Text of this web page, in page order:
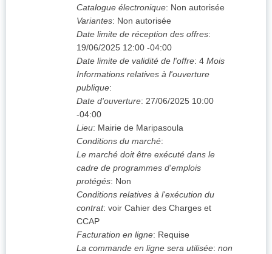
Catalogue électronique: Non autorisée
Variantes: Non autorisée
Date limite de réception des offres:
19/06/2025 12:00 -04:00
Date limite de validité de l'offre: 4 Mois
Informations relatives à l'ouverture
publique:
Date d'ouverture: 27/06/2025 10:00
-04:00
Lieu: Mairie de Maripasoula
Conditions du marché:
Le marché doit être exécuté dans le
cadre de programmes d'emplois
protégés: Non
Conditions relatives à l'exécution du
contrat: voir Cahier des Charges et
CCAP
Facturation en ligne: Requise
La commande en ligne sera utilisée: non